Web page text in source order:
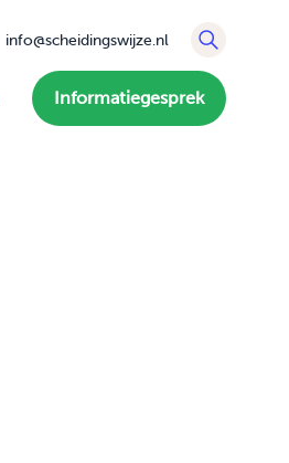
info@scheidingswijze.nl
Informatiegesprek